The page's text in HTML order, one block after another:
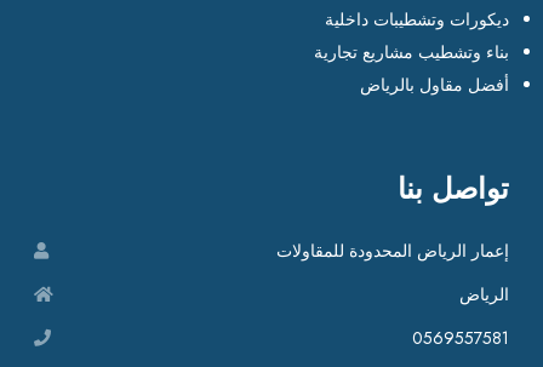
ديكورات وتشطيبات داخلية
بناء وتشطيب مشاريع تجارية
أفضل مقاول بالرياض
تواصل بنا
إعمار الرياض المحدودة للمقاولات
الرياض
0569557581